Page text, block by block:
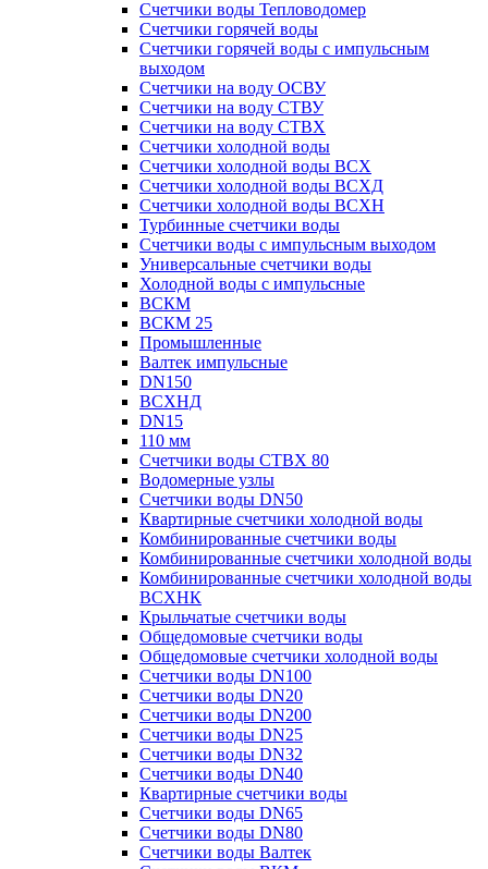
Счетчики воды Тепловодомер
Счетчики горячей воды
Счетчики горячей воды с импульсным
выходом
Счетчики на воду ОСВУ
Счетчики на воду СТВУ
Счетчики на воду СТВХ
Счетчики холодной воды
Счетчики холодной воды ВСХ
Счетчики холодной воды ВСХД
Счетчики холодной воды ВСХН
Турбинные счетчики воды
Счетчики воды с импульсным выходом
Универсальные счетчики воды
Холодной воды с импульсные
ВСКМ
ВСКМ 25
Промышленные
Валтек импульсные
DN150
ВСХНД
DN15
110 мм
Счетчики воды СТВХ 80
Водомерные узлы
Счетчики воды DN50
Квартирные счетчики холодной воды
Комбинированные счетчики воды
Комбинированные счетчики холодной воды
Комбинированные счетчики холодной воды
ВСХНК
Крыльчатые счетчики воды
Общедомовые счетчики воды
Общедомовые счетчики холодной воды
Счетчики воды DN100
Счетчики воды DN20
Счетчики воды DN200
Счетчики воды DN25
Счетчики воды DN32
Счетчики воды DN40
Квартирные счетчики воды
Счетчики воды DN65
Счетчики воды DN80
Счетчики воды Валтек